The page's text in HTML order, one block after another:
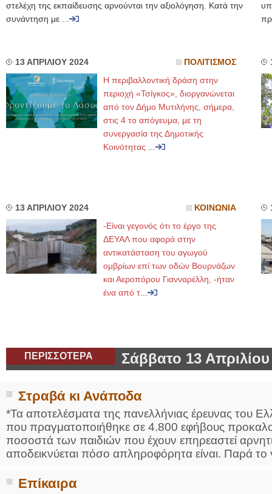
στελέχη της εκπαίδευσης αρνούνται την αξιολόγηση. Κατά την
συνάντηση με ...
13 ΑΠΡΙΛΙΟΥ 2024 ΠΟΛΙΤΙΣΜΟΣ
Η περιβαλλοντική δράση στην
περιοχή «Τσίγκος», διοργανώνεται
από τον Δήμο Μυτιλήνης, σήμερα,
στις 4 το απόγευμα, με τη
συνεργασία της Δημοτικής
Κοινότητας
13 ΑΠΡΙΛΙΟΥ 2024 ΚΟΙΝΩΝΙΑ
-Είναι γεγονός ότι το έργο της
ΔΕΥΑΛ που αφορά στην
αντικατάσταση του αγωγού
ομβρίων επί των οδών Βουρνάζων
και Αεροπόρου Γιανναρέλλη, -ήταν
ένα από τ
ΠΕΡΙΣΣΟΤΕΡΑ Σάββατο 13
Στραβά κι Ανάποδα
*Τα αποτελέσματα της πανελλήνιας έρευνας του
που πραγματοποιήθηκε σε 4.800 εφήβους
ποσοστά των παιδιών που έχουν επηρεαστεί
αποδεικνύεται πόσο απληροφόρητα είναι. Παρά το
Επίκαιρα